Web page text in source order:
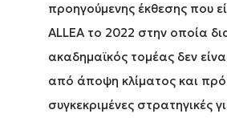
προηγούμενης έκθεσης που
ALLEA το 2022 στην οποία
ακαδημαϊκός τομέας δεν
από άποψη κλίματος και
συγκεκριμένες στρατηγικές